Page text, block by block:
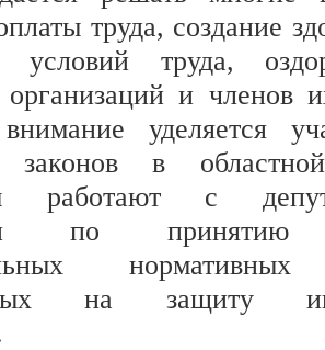
труда, создание
условий труда,
организаций и членов
уделяется
законов в
работают с
по принятию
на защиту